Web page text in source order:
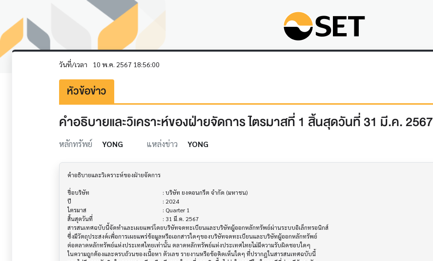
วันที่/เวลา 10 พ.ค. 2567 18:56:00
หัวข้อข่าว
คำอธิบายและวิเคราะห์ของฝ่ายจัดการ ไตรมาสที่ 1 สิ้นสุดวันที่ 31 มี.ค. 2567
หลักทรัพย์ YONG แหล่งข่าว YONG
คำอธิบายและวิเคราะห์ของฝ่ายจัดการ
ชื่อบริษัท                               			 : บริษัท ยงคอนกรีต จำกัด (มหาชน)
ปี                                     			 : 2024
ไตรมาส                                			 : Quarter 1
สิ้นสุดวันที่                              			 : 31 มี.ค. 2567
สารสนเทศฉบับนี้จัดทำและเผยแพร่โดยบริษัทจดทะเบียนและบริษัทผู้ออกหลักทรัพย์ผ่านระบบอิเล็กทรอนิกส์
ซึ่งมีวัตถุประสงค์เพื่อการเผยแพร่ข้อมูลหรือเอกสารใดๆของบริษัทจดทะเบียนและบริษัทผู้ออกหลักทรัพย์
ต่อตลาดหลักทรัพย์แห่งประเทศไทยเท่านั้น ตลาดหลักทรัพย์แห่งประเทศไทยไม่มีความรับผิดชอบใดๆ
ในความถูกต้องและครบถ้วนของเนื้อหา ตัวเลข รายงานหรือข้อคิดเห็นใดๆ ที่ปรากฎในสารสนเทศฉบับนี้